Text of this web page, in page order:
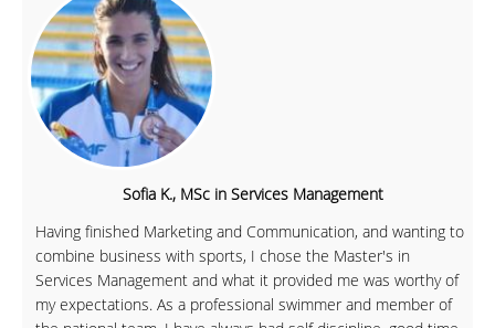
Sofia K., MSc in Services Management
Having finished Marketing and Communication, and wanting to
combine business with sports, I chose the Master's in
Services Management and what it provided me was worthy of
my expectations. As a professional swimmer and member of